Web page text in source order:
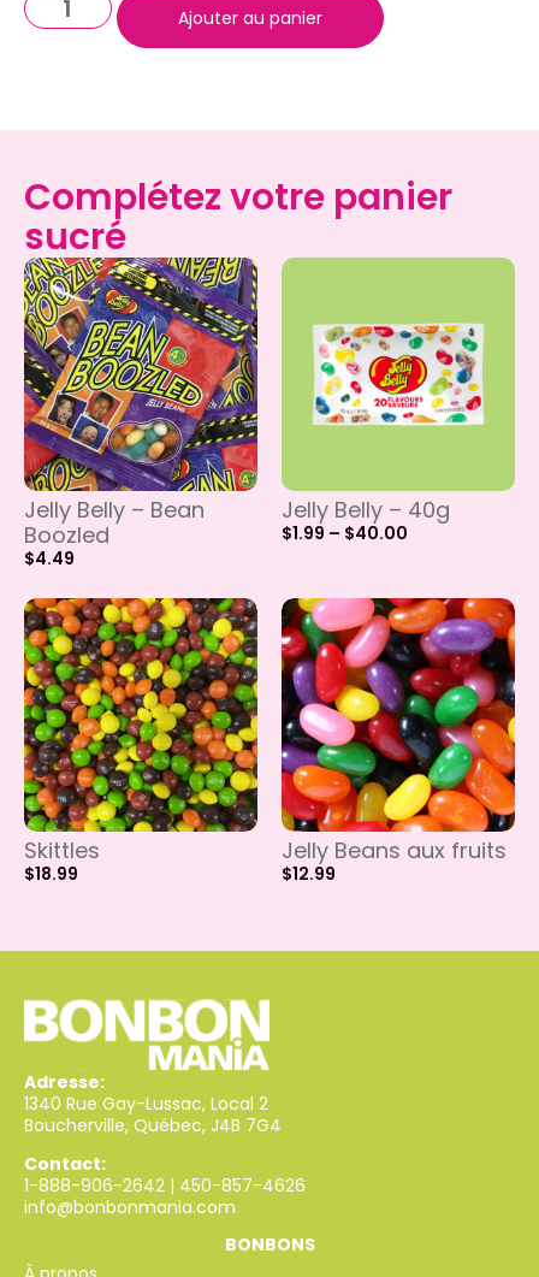
Ajouter au panier
Complétez votre panier
sucré
Jelly Belly – Bean
Boozled
$4.49
Jelly Belly – 40g
$1.99 – $40.00
Skittles
$18.99
Jelly Beans aux fruits
$12.99
Adresse:
1340 Rue Gay-Lussac, Local 2
Boucherville, Québec, J4B 7G4
Contact:
1-888-906-2642 | 450-857-4626
info@bonbonmania.com
BONBONS